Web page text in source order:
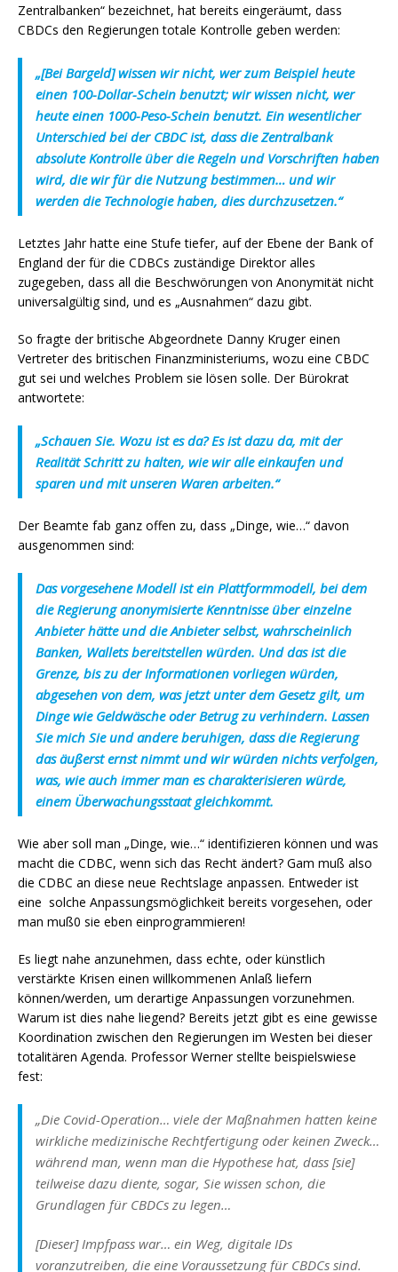
Zentralbanken“ bezeichnet, hat bereits eingeräumt, dass
CBDCs den Regierungen totale Kontrolle geben werden:
„[Bei Bargeld] wissen wir nicht, wer zum Beispiel heute
einen 100-Dollar-Schein benutzt; wir wissen nicht, wer
heute einen 1000-Peso-Schein benutzt. Ein wesentlicher
Unterschied bei der CBDC ist, dass die Zentralbank
absolute Kontrolle über die Regeln und Vorschriften haben
wird, die wir für die Nutzung bestimmen… und wir
werden die Technologie haben, dies durchzusetzen.“
Letztes Jahr hatte eine Stufe tiefer, auf der Ebene der Bank of
England der für die CDBCs zuständige Direktor alles
zugegeben, dass all die Beschwörungen von Anonymität nicht
universalgültig sind, und es „Ausnahmen“ dazu gibt.
So fragte der britische Abgeordnete Danny Kruger einen
Vertreter des britischen Finanzministeriums, wozu eine CBDC
gut sei und welches Problem sie lösen solle. Der Bürokrat
antwortete:
„Schauen Sie. Wozu ist es da? Es ist dazu da, mit der
Realität Schritt zu halten, wie wir alle einkaufen und
sparen und mit unseren Waren arbeiten.“
Der Beamte fab ganz offen zu, dass „Dinge, wie…“ davon
ausgenommen sind:
Das vorgesehene Modell ist ein Plattformmodell, bei dem
die Regierung anonymisierte Kenntnisse über einzelne
Anbieter hätte und die Anbieter selbst, wahrscheinlich
Banken, Wallets bereitstellen würden. Und das ist die
Grenze, bis zu der Informationen vorliegen würden,
abgesehen von dem, was jetzt unter dem Gesetz gilt, um
Dinge wie Geldwäsche oder Betrug zu verhindern. Lassen
Sie mich Sie und andere beruhigen, dass die Regierung
das äußerst ernst nimmt und wir würden nichts verfolgen,
was, wie auch immer man es charakterisieren würde,
einem Überwachungsstaat gleichkommt.
Wie aber soll man „Dinge, wie…“ identifizieren können und was
macht die CDBC, wenn sich das Recht ändert? Gam muß also
die CDBC an diese neue Rechtslage anpassen. Entweder ist
eine solche Anpassungsmöglichkeit bereits vorgesehen, oder
man muß0 sie eben einprogrammieren!
Es liegt nahe anzunehmen, dass echte, oder künstlich
verstärkte Krisen einen willkommenen Anlaß liefern
können/werden, um derartige Anpassungen vorzunehmen.
Warum ist dies nahe liegend? Bereits jetzt gibt es eine gewisse
Koordination zwischen den Regierungen im Westen bei dieser
totalitären Agenda. Professor Werner stellte beispielswiese
fest:
„Die Covid-Operation… viele der Maßnahmen hatten keine
wirkliche medizinische Rechtfertigung oder keinen Zweck…
während man, wenn man die Hypothese hat, dass [sie]
teilweise dazu diente, sogar, Sie wissen schon, die
Grundlagen für CBDCs zu legen…
[Dieser] Impfpass war… ein Weg, digitale IDs
voranzutreiben, die eine Voraussetzung für CBDCs sind.